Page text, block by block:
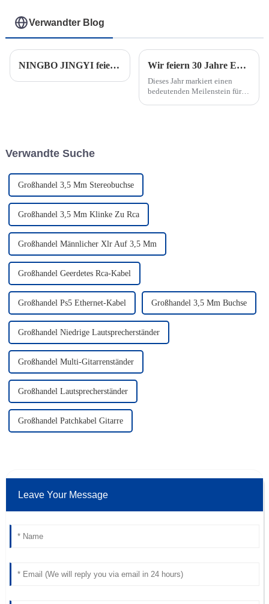
Verwandter Blog
NINGBO JINGYI feiert 30-jähriges Jubiläum Wir feiern 30 Jahre Exzellenz: Das 30-jährige Jubiläum unserer Fabrik
Dieses Jahr markiert einen
bedeutenden Meilenstein für
Verwandte Suche
Großhandel 3,5 Mm Stereobuchse
Großhandel 3,5 Mm Klinke Zu Rca
Großhandel Männlicher Xlr Auf 3,5 Mm
Großhandel Geerdetes Rca-Kabel
Großhandel Ps5 Ethernet-Kabel Großhandel 3,5 Mm Buchse
Großhandel Niedrige Lautsprecherständer
Großhandel Multi-Gitarrenständer
Großhandel Lautsprecherständer
Großhandel Patchkabel Gitarre
Leave Your Message